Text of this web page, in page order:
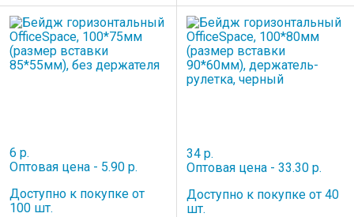
6 р.
Оптовая цена - 5.90 р.
Доступно к покупке от
100 шт.
34 р.
Оптовая цена - 33.30 р.
Доступно к покупке от 40
шт.